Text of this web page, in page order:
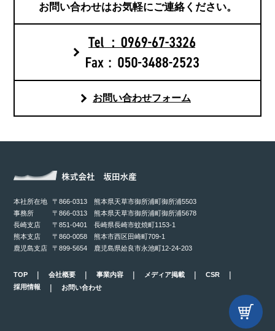
お問い合わせはお気軽にご連絡ください。
お問い合わせフォーム
本社所在地
〒866-0313 熊本県天草市御所浦町御所浦5503
事務所
〒866-0313 熊本県天草市御所浦町御所浦5678
長崎支店
〒851-0401 長崎県長崎市蚊焼町1153-1
熊本支店
〒860-0058 熊本市西区田崎町709-1
鹿児島支店
〒899-5654 鹿児島県姶良市永池町12-24-203
TOP 会社概要 事業内容 メディア掲載
CSR
採用情報
お問い合わせ